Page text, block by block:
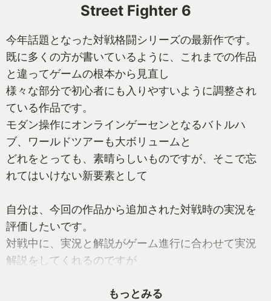
周りの意見に左右されず、じっくりと自分を信じて
崩壊してしまった塔は、最後まで私を魅了し続けて
いました。
Street Fighter 6
今年話題となった対戦格闘シリーズの最新作です。
既に多くの方が書いているように、これまでの作品
と違ってゲームの根本から見直し
様々な部分で初心者にも入りやすいように調整され
ている作品です。
モダン操作にオンラインゲーセンとなるバトルハ
ブ、ワールドツアーも大ボリュームと
どれをとっても、素晴らしいものですが、そこで忘
れてはいけない新要素として
自分は、今回の作品から追加された対戦時の実況を
評価したいです。
対戦中に、実況と解説がゲーム進行に合わせて実況
解説をしてくれるのですが
っても、対戦格闘ゲームでは
もっとみる